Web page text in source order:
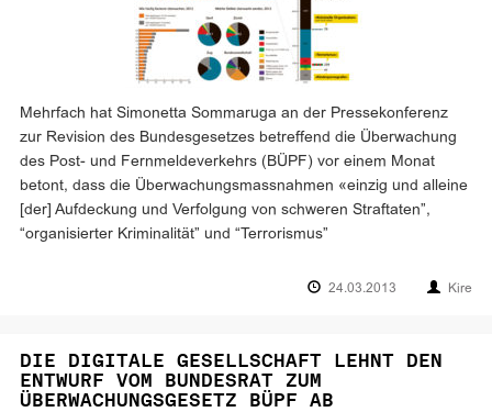
Mehrfach hat Simonetta Sommaruga an der Pressekonferenz
zur Revision des Bundesgesetzes betreffend die Überwachung
des Post- und Fernmeldeverkehrs (BÜPF) vor einem Monat
betont, dass die Überwachungsmassnahmen «einzig und alleine
[der] Aufdeckung und Verfolgung von schweren Straftaten”,
“organisierter Kriminalität” und “Terrorismus”
24.03.2013 Kire
DIE DIGITALE GESELLSCHAFT LEHNT DEN
ENTWURF VOM BUNDESRAT ZUM
ÜBERWACHUNGSGESETZ BÜPF AB